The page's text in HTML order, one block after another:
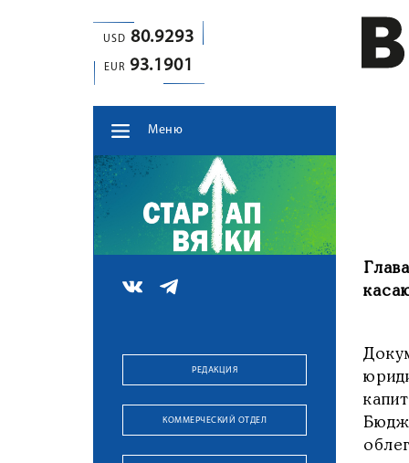
USD 80.9293
EUR 93.1901
Меню
РЕДАКЦИЯ
КОММЕРЧЕСКИЙ ОТДЕЛ